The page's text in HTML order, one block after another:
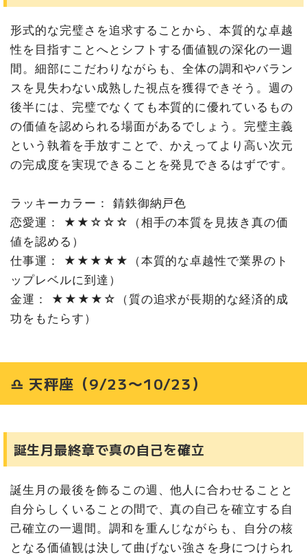
形式的な完璧さを追求することから、本質的な卓越
性を目指すことへとシフトする価値観の深化の一週
間。細部にこだわりながらも、全体の調和やバラン
スを見失わない成熟した視点を獲得できそう。週の
後半には、完璧でなくても本質的に優れているもの
の価値を認められる場面があるでしょう。完璧主義
という執着を手放すことで、かえってより高い次元
の完成度を実現できることを発見できるはずです。
ラッキーカラー： 錆鉄御納戸色
恋愛運： ★★☆☆☆（相手の本質を見抜き真の価
値を認める）
仕事運： ★★★★★（本質的な卓越性で業界のト
ップレベルに到達）
金運： ★★★★☆（質の追求が長期的な経済的成
功をもたらす）
♎ 天秤座（9/23〜10/23）
誕生月最終章で真の自己を確立
誕生月の最後を飾るこの週、他人に合わせることと
自分らしくいることの間で、真の自己を確立する自
己確立の一週間。調和を重んじながらも、自分の核
となる価値観は決して曲げない強さを身につけられ